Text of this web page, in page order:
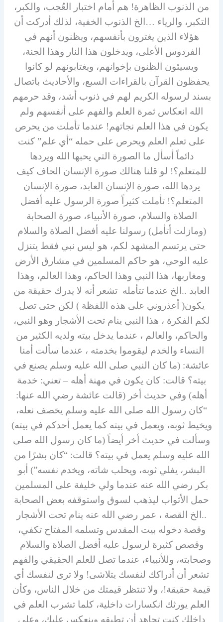
من الذنوب الظاهرة! هم أمام اختبار العُجب، والكبر،
التكبر، والرياء …الخ الذنوب الخفية، لذلك أدركت أن
هؤلاء الذين يغترون بأنفسهم، ويظنون أنهم في
الفردوس الأعلى، ويدخلون هذا النار وهذا الجنة،
ويسيئون الظنون بإخوانهم، ويغتابونهم لو كانوا
يحفظون القرآن بالقراءات السبع، والأحاديث باتصال
بسند لرسوله الكريم لهم في ذنوب أشد، وقد حرمهم
الله انعكاس ثمرة العلم والفهم على أنفسهم ولم
يكون في هذا العلم نجاتهم! عندما تأملت من يحرص
على تعلم العلم ويحرص على حمله “أي علم” كنت
دائماً أسأل ما الصورة التي يحبها الله ويردها
للمتعلم؟! لو قلنا هنالك صورة الإنسان الحاف كيف
يردها الله، صورة الإنسان العابد، صورة الإنسان
المتعلم؟! تأملت كثيراً صورة الرسول عليه أفضل
الصلاة والسلام، صورة الأنبياء، صورة الصحابة
(ومازلت أتأمل) رسولنا عليه أفضل الصلاة والسلام
حتى يرتسم المشهد لكم، هو ليس نبي فقط يتنزل
عليه الوحي، هو حاكم المسلمين في مشارق الأرض
ومغاربها، هذا النبي وهذا الحاكم، وهذا العالم، وهذا
العابد ..الخ عندما تتأمله تشعر أنه لا يدرك حقيقة من
يكون( أعذروني على هذه اللفظة ) لكن حتى تصل
لكم الفكرة ، هذا النبي ينام تحت الأشجار وهو النبي،
والحاكم، والعالم ، عندما يدخل بيته ولديه الكثير من
النساء والخدم ليقوموا بخدمته ، عندما سألت أمنا
عائشة: (ما كان النبي صلى الله عليه وسلم يصنع في
بيته؟ قالت: كان يكون في مهنة أهله – تعني: خدمة
أهله) وفي حديث أخر (قالت عائشة رضي الله عنها:
“كان رسول الله صلى الله عليه وسلم يخصف نعله،
ويخيط ثوبه، ويعمل في بيته كما يعمل أحدكم في بيته)
وسألت في حديث أخر أيضاً (ما كان رسول الله صلى
الله عليه وسلم يعمل في بيته؟ قالت: “كان بشرًا من
البشر، يفلي ثوبه، ويحلب شاته، ويخدم نفسه”) أبو
بكر رضي الله عنه عندما ولي خليفة على المسلمين
حمل الأثواب ليذهب لسوق واستوقفه بعض الصحابة
..الخ القصة ، عمر رضي الله عنه ينام تحت الأشجار
وقصة دخوله بيت المقدس وتسلمه المفتاح تكفي،
وقصص كثيرة لرسول عليه أفضل الصلاة والسلام
وصحابته، وللأنبياء، عندما تصل للعلم الحقيقي والفهم
تشعر أن أدراكك لنفسك يتلاشى! ولا ترى لنفسك أي
قيمة حقيقة!، ولا تنتظر قيمتك من خلال الناس، وكأن
العلم يورثك انكسارات داخلية، كلما تشرب العلم في
داخلك كنت تجاهد أن تطبقه وينعكس عليك، وعلى